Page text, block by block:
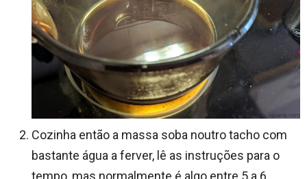
Cozinha então a massa soba noutro tacho com
bastante água a ferver, lê as instruções para o
tempo, mas normalmente é algo entre 5 a 6